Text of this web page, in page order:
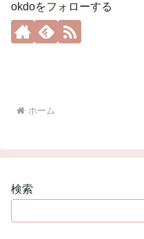
okdoをフォローする
ホーム
検索